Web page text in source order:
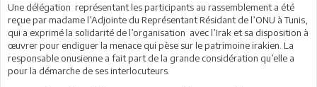
Une délégation représentant les participants au rassemblement a été
reçue par madame l’Adjointe du Représentant Résidant de l’ONU à Tunis,
qui a exprimé la solidarité de l’organisation avec l’Irak et sa disposition à
œuvrer pour endiguer la menace qui pèse sur le patrimoine irakien. La
responsable onusienne a fait part de la grande considération qu’elle a
pour la démarche de ses interlocuteurs.